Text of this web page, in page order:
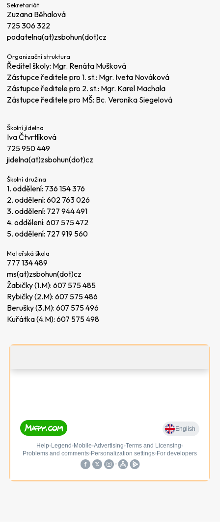
Sekretariát
Zuzana Běhalová
725 306 322
podatelna(at)zsbohun(dot)cz
Organizační struktura
Ředitel školy: Mgr. Renáta Mušková
Zástupce ředitele pro 1. st.: Mgr. Iveta Nováková
Zástupce ředitele pro 2. st.: Mgr. Karel Machala
Zástupce ředitele pro MŠ: Bc. Veronika Siegelová
Školní jídelna
Iva Čtvrtlíková
725 950 449
jidelna(at)zsbohun(dot)cz
Školní družina
1. oddělení: 736 154 376
2. oddělení: 602 763 026
3. oddělení: 727 944 491
4. oddělení: 607 575 472
5. oddělení: 727 919 560
Mateřská škola
777 134 489
ms(at)zsbohun(dot)cz
Žabičky (1.M): 607 575 485
Rybičky (2.M): 607 575 486
Berušky (3.M): 607 575 496
Kuřátka (4.M): 607 575 498